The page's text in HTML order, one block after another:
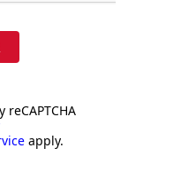
apply.